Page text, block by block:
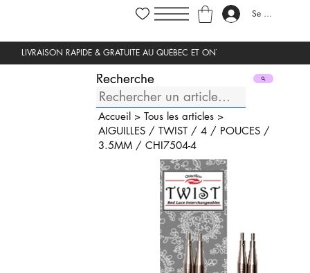
Se connecter
Recherche
Accueil> Tous les articles>
AIGUILLES / TWIST / 4 / POUCES /
3.5MM / CHI7504-4